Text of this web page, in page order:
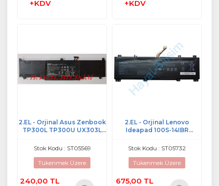
+KDV +KDV
2.EL - Orjinal Asus Zenbook
TP300L TP300U UX303L
11.31V - C31N1339
Stok Kodu : ST05569
Tükenmek Üzere
240,00 TL
2.EL - Orjinal Lenovo
Ideapad 100S-14IBR
31.92Wh 4200mAh -
Stok Kodu : ST05732
Tükenmek Üzere
675,00 TL